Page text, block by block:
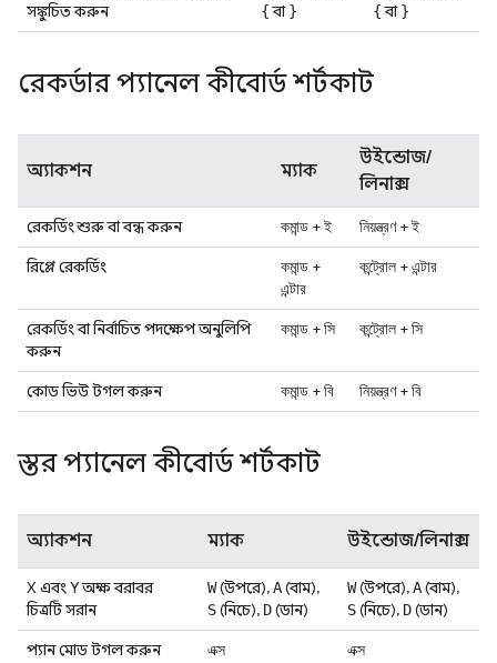
সঙ্কুচিত করুন
{বা} {বা}
রেকর্ডার প্যানেল কীবোর্ড শর্টকাট
অ্যাকশন ম্যাক
উইন্ডোজ/
লিনাক্স
রেকর্ডিং শুরু বা বন্ধ করুন কমান্ড +ই নিয়ন্ত্রণ+ই
রিপ্লে রেকর্ডিং কমান্ড +
এন্টার
কন্ট্রোল +এন্টার
রেকর্ডিং বা নির্বাচিত পদক্ষেপ অনুলিপি
করুন
কমান্ড +সি কন্ট্রোল +সি
কোড ভিউ টগল করুন কমান্ড +বি নিয়ন্ত্রণ+বি
স্তর প্যানেল কীবোর্ড শর্টকাট
অ্যাকশন ম্যাক উইন্ডোজ/লিনাক্স
X এবং Y অক্ষ বরাবর
চিত্রটি সরান
W(উপরে),A(বাম),
S(নিচে), D(ডান)
W(উপরে),A(বাম),
S(নিচে), D(ডান)
প্যান মোড টগল করুন
এক্স এক্স